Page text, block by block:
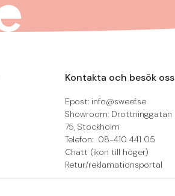
Kontakta och besök oss
Epost: info@sweef.se
Showroom: Drottninggatan
75, Stockholm
Telefon: 08-410 441 05
Chatt (ikon till höger)
Retur/reklamationsportal